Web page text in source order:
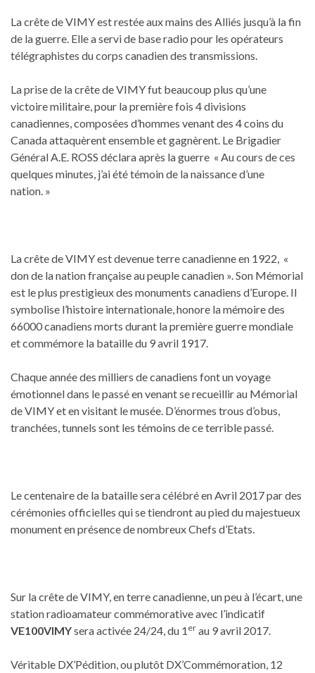
La crête de VIMY est restée aux mains des Alliés jusqu’à la fin
de la guerre. Elle a servi de base radio pour les opérateurs
télégraphistes du corps canadien des transmissions.
La prise de la crête de VIMY fut beaucoup plus qu’une
victoire militaire, pour la première fois 4 divisions
canadiennes, composées d’hommes venant des 4 coins du
Canada attaquèrent ensemble et gagnèrent. Le Brigadier
Général A.E. ROSS déclara après la guerre « Au cours de ces
quelques minutes, j’ai été témoin de la naissance d’une
nation. »
La crête de VIMY est devenue terre canadienne en 1922, «
don de la nation française au peuple canadien ». Son Mémorial
est le plus prestigieux des monuments canadiens d’Europe. Il
symbolise l’histoire internationale, honore la mémoire des
66000 canadiens morts durant la première guerre mondiale
et commémore la bataille du 9 avril 1917.
Chaque année des milliers de canadiens font un voyage
émotionnel dans le passé en venant se recueillir au Mémorial
de VIMY et en visitant le musée. D’énormes trous d’obus,
tranchées, tunnels sont les témoins de ce terrible passé.
Le centenaire de la bataille sera célébré en Avril 2017 par des
cérémonies officielles qui se tiendront au pied du majestueux
monument en présence de nombreux Chefs d’Etats.
Sur la crête de VIMY, en terre canadienne, un peu à l’écart, une
station radioamateur commémorative avec l’indicatif
VE100VIMYsera activée 24/24, du 1 er au 9 avril 2017.
Véritable DX’Pédition, ou plutôt DX’Commémoration, 12